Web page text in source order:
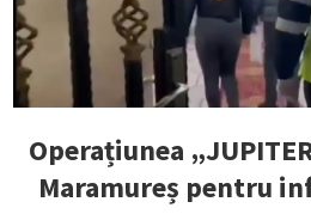
Operațiunea
Maramureș pentru